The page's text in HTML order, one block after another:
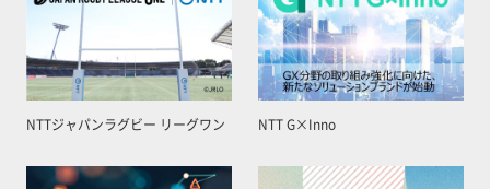
NTTジャパンラグビー リーグワン NTT G×Inno